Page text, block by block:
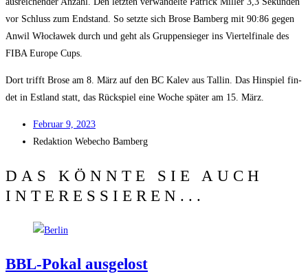
vor Schluss zum End­stand. So setz­te sich Bro­se Bam­berg mit 90:86 gegen
Anwil Włocła­wek durch und geht als Grup­pen­sie­ger ins Vier­tel­fi­na­le des
FIBA Euro­pe Cups.
Dort trifft Bro­se am 8. März auf den BC Kalev aus Tal­lin. Das Hin­spiel fin­
det in Est­land statt, das Rück­spiel eine Woche spä­ter am 15. März.
Febru­ar 9, 2023
Redak­ti­on Web­echo Bamberg
DAS KÖNNTE SIE AUCH
INTERESSIEREN...
BBL-Pokal aus­ge­lost